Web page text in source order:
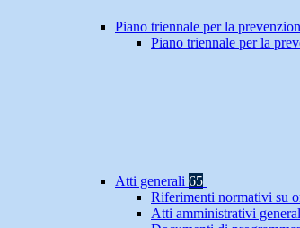
Piano triennale per la
Piano triennale per la
Atti generali 65
Riferimenti normativi su
Atti amministrativi